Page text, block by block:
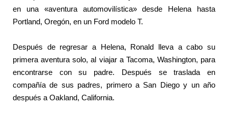
en una «aventura automovilística» desde Helena hasta
Portland, Oregón, en un Ford modelo T.
Después de regresar a Helena, Ronald lleva a cabo su
primera aventura solo, al viajar a Tacoma, Washington, para
encontrarse con su padre. Después se traslada en
compañía de sus padres, primero a San Diego y un año
después a Oakland, California.